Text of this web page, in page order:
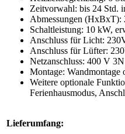
Zeitvorwahl: bis 24 Std.
Abmessungen (HxBxT):
Schaltleistung: 10 kW,
Anschluss für Licht:
Anschluss für Lüfter:
Netzanschluss: 400 V
Montage: Wandmontage
Weitere optionale
Ferienhausmodus,
Lieferumfang: